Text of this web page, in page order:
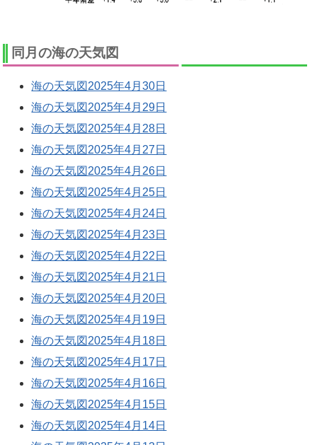
同月の海の天気図
海の天気図2025年4月30日
海の天気図2025年4月29日
海の天気図2025年4月28日
海の天気図2025年4月27日
海の天気図2025年4月26日
海の天気図2025年4月25日
海の天気図2025年4月24日
海の天気図2025年4月23日
海の天気図2025年4月22日
海の天気図2025年4月21日
海の天気図2025年4月20日
海の天気図2025年4月19日
海の天気図2025年4月18日
海の天気図2025年4月17日
海の天気図2025年4月16日
海の天気図2025年4月15日
海の天気図2025年4月14日